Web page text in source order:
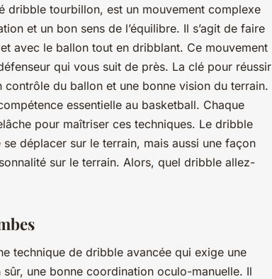
dribble tourbillon, est un mouvement complexe
et un bon sens de l’équilibre. Il s’agit de faire
avec le ballon tout en dribblant. Ce mouvement
qui vous suit de près. La clé pour réussir
contrôle du ballon et une bonne vision du terrain.
essentielle au basketball. Chaque
pour maîtriser ces techniques. Le dribble
se déplacer sur le terrain, mais aussi une façon
sur le terrain. Alors, quel dribble allez-
technique de dribble avancée qui exige une
une bonne coordination oculo-manuelle. Il